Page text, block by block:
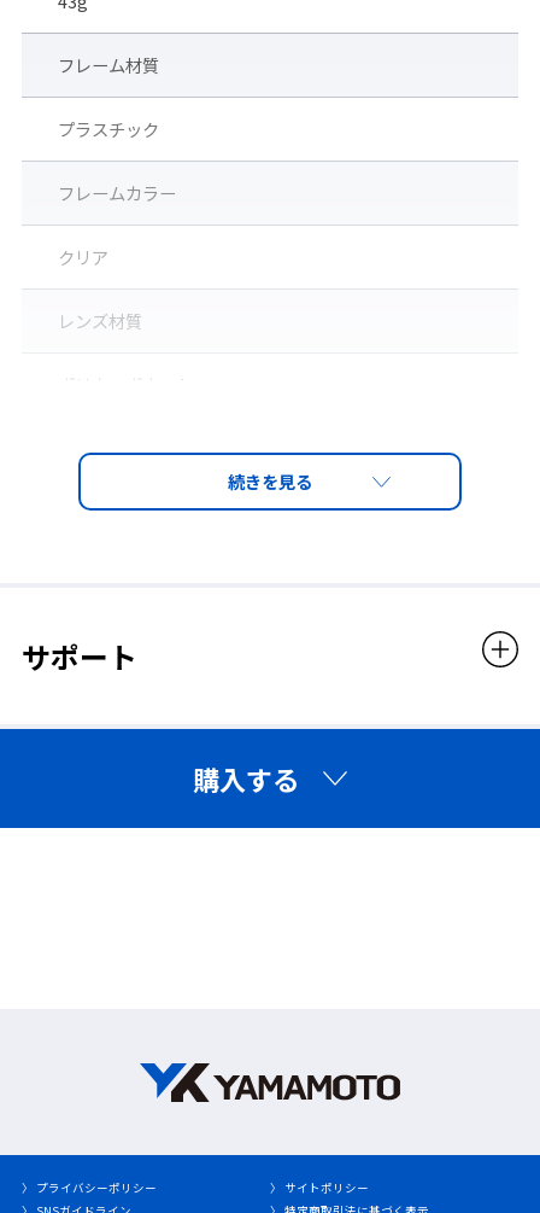
ワイドテンプル
サイドからの粉じん、異物の侵入を防ぐ。
有害な紫外線(380nm以下)を99.9%以上カット。
フレーム材質
プラスチック
フレームカラー
クリア
レンズ材質
ポリカーボネート
レンズ
ポリカーボネート（ノンコート）
クリア
※眼鏡の大きさやデザインによっては、ご使用いただけ
ない場合がございます。
UVカット
サポート
購入する
〉 プライバシーポリシー
〉 サイトポリシー